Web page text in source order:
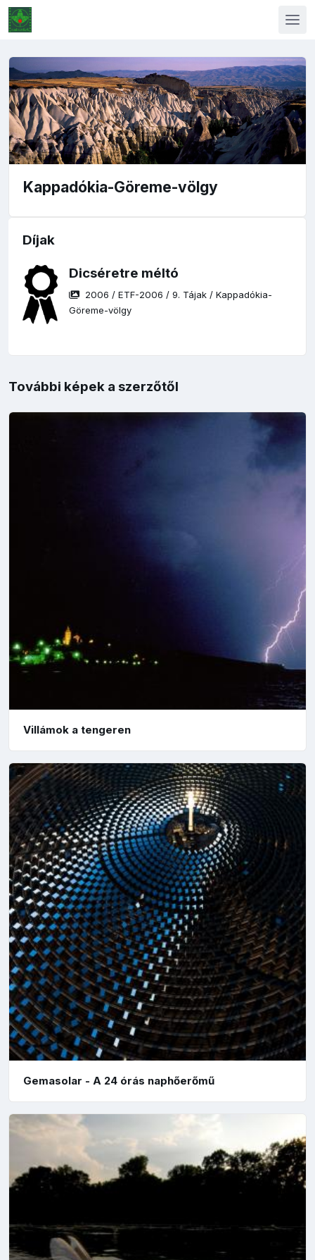
Kappadókia-Göreme-völgy
Díjak
Dicséretre méltó
2006 /ETF-2006 /9. Tájak /Kappadókia-
Göreme-völgy
További képek a szerzőtől
Villámok a tengeren
Gemasolar - A 24 órás naphőerőmű